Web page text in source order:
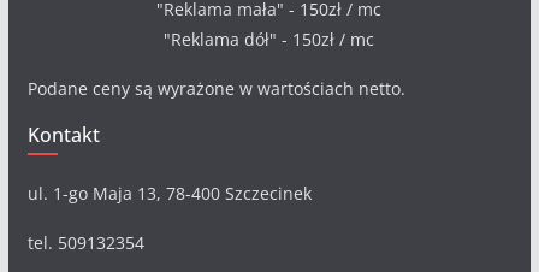
"Reklama mała" - 150zł / mc
"Reklama dół" - 150zł / mc
Podane ceny są wyrażone w wartościach netto.
Kontakt
ul. 1-go Maja 13, 78-400 Szczecinek
tel. 509132354